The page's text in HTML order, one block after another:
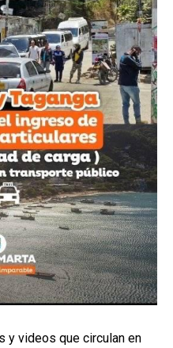
y videos que circulan en